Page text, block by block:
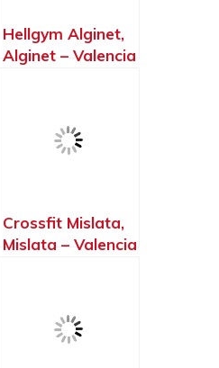
Hellgym Alginet,
Alginet – Valencia
Crossfit Mislata,
Mislata – Valencia